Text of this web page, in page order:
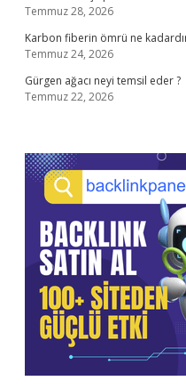
Temmuz 28, 2026
Karbon fiberin ömrü ne
Temmuz 24, 2026
Gürgen ağacı neyi temsil eder ?
Temmuz 22, 2026